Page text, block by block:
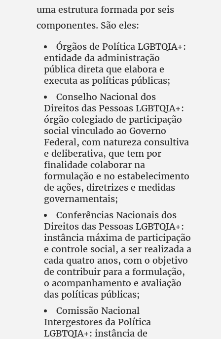
uma estrutura formada por seis
componentes. São eles:
Órgãos de Política LGBTQIA+:
entidade da administração
pública direta que elabora e
executa as políticas públicas;
Conselho Nacional dos
Direitos das Pessoas LGBTQIA+:
órgão colegiado de participação
social vinculado ao Governo
Federal, com natureza consultiva
e deliberativa, que tem por
finalidade colaborar na
formulação e no estabelecimento
de ações, diretrizes e medidas
governamentais;
Conferências Nacionais dos
Direitos das Pessoas LGBTQIA+:
instância máxima de participação
e controle social, a ser realizada a
cada quatro anos, com o objetivo
de contribuir para a formulação,
o acompanhamento e avaliação
das políticas públicas;
Comissão Nacional
Intergestores da Política
LGBTQIA+: instância de